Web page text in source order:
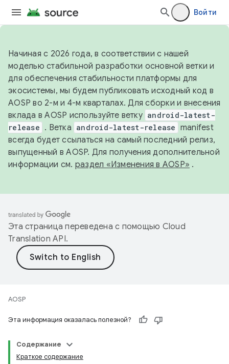
Войти
Начиная с 2026 года, в соответствии с нашей
моделью стабильной разработки основной ветки и
для обеспечения стабильности платформы для
экосистемы, мы будем публиковать исходный код в
AOSP во 2-м и 4-м кварталах. Для сборки и внесения
вклада в AOSP используйте ветку android-latest-
release . Ветка android-latest-release manifest
всегда будет ссылаться на самый последний релиз,
выпущенный в AOSP. Для получения дополнительной
информации см. раздел «Изменения в AOSP» .
Эта страница переведена с помощью Cloud
Translation API.
AOSP
Эта информация оказалась полезной?
Содержание
Краткое содержание